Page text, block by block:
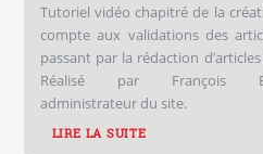
Tutoriel vidéo chapitré de la
compte aux validations des
passant par la rédaction
Réalisé par François
administrateur du site.
LIRE LA SUITE